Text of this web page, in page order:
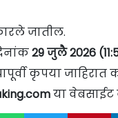
जातील.
29 जुलै 2026
कृपया जाहिरात
या वेबसाईट